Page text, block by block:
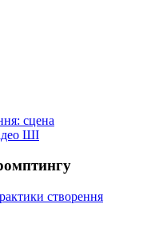
сцена
ШІ
створення